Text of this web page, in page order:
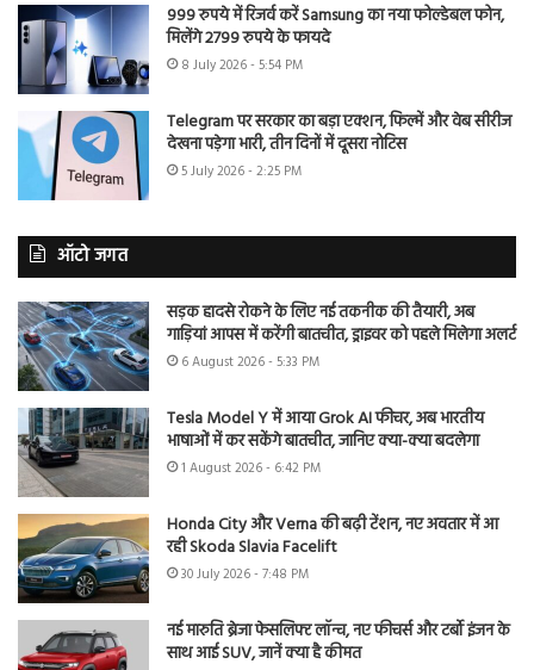
999 रुपये में रिजर्व करें Samsung का नया फोल्डेबल फोन,
मिलेंगे 2799 रुपये के फायदे
8 July 2026 - 5:54 PM
Telegram पर सरकार का बड़ा एक्शन, फिल्में और वेब सीरीज
देखना पड़ेगा भारी, तीन दिनों में दूसरा नोटिस
5 July 2026 - 2:25 PM
ऑटो जगत
सड़क हादसे रोकने के लिए नई तकनीक की तैयारी, अब
गाड़ियां आपस में करेंगी बातचीत, ड्राइवर को पहले मिलेगा अलर्ट
6 August 2026 - 5:33 PM
Tesla Model Y में आया Grok AI फीचर, अब भारतीय
भाषाओं में कर सकेंगे बातचीत, जानिए क्या-क्या बदलेगा
1 August 2026 - 6:42 PM
Honda City और Verna की बढ़ी टेंशन, नए अवतार में आ
रही Skoda Slavia Facelift
30 July 2026 - 7:48 PM
नई मारुति ब्रेजा फेसलिफ्ट लॉन्च, नए फीचर्स और टर्बो इंजन के
साथ आई SUV, जानें क्या है कीमत